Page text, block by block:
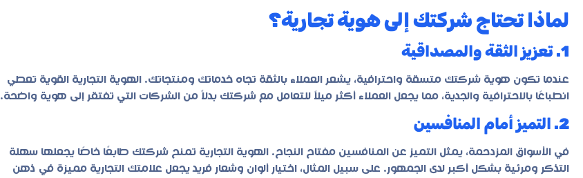
لماذا تحتاج شركتك إلى هوية تجارية؟
1. تعزيز الثقة والمصداقية
عندما تكون هوية شركتك متسقة واحترافية، يشعر العملاء بالثقة تجاه خدماتك ومنتجاتك. الهوية التجارية القوية تعطي
انطباعًا بالاحترافية والجدية، مما يجعل العملاء أكثر ميلاً للتعامل مع شركتك بدلاً من الشركات التي تفتقر إلى هوية واضحة.
2. التميز أمام المنافسين
في الأسواق المزدحمة، يمثل التميز عن المنافسين مفتاح النجاح. الهوية التجارية تمنح شركتك طابعًا خاصًا يجعلها سهلة
التذكر ومرئية بشكل أكبر لدى الجمهور. على سبيل المثال، اختيار ألوان وشعار فريد يجعل علامتك التجارية مميزة في ذهن